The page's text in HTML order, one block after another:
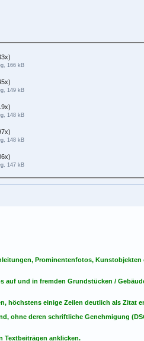
166 kB
149 kB
148 kB
148 kB
147 kB
Prominentenfotos,
auf und in fremden Grundstücken /
höchstens einige Zeilen deutlich als Zitat
ohne deren schriftliche Genehmigung
Textbeiträgen anklicken.